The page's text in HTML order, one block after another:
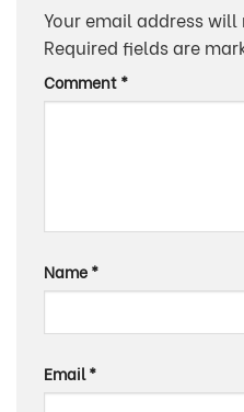
Your email address
Required fields are
Comment*
Name*
Email*